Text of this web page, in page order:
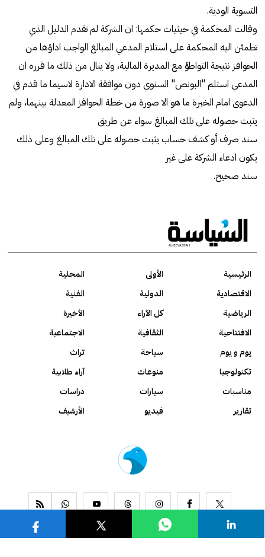
التسوية الودية.
وقالت المحكمة في حيثيات حكمها: ان الشركة لم تقدم الدليل الذي
تطمئن اليه المحكمة على استلام المدعي المبالغ الواجب اداؤها من
الحوافز نتيجة التواطؤ مع المديرة المالية، ولا ينال من ذلك ما قرره ان
المدعي استلم "البونص" السنوي دون موافقة الادارة لاسيما ما قدم في
الدعوى امام الخبرة ما هو الا صورة من خطة الحوافز المعدلة بينهما، ولم
يثبت حصوله على تلك المبالغ سواء عن طريق
سند صرف أو كشف حساب يثبت حصوله على تلك المبالغ وعلى ذلك
يكون ادعاء الشركة على غير
سند صحيح.
الرئيسية الأولى
المحلية
الاقتصادية
الدولية
الفنية
الرياضية
كل الآراء
الأخيرة
الافتتاحية
الثقافية
الاجتماعية
يوم و يوم
سياحة
تراث
تكنولوجيا
منوعات
آراء طلابية
مناسبات
سيارات
دراسات
تقارير
فيديو الأرشيف